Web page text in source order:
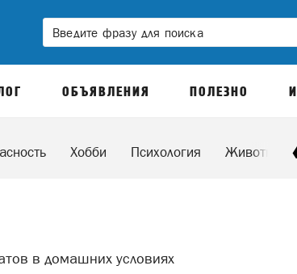
ОБЪЯВЛЕНИЯ ПОЛЕЗНО
Хобби Психология Животные
в домашних условиях